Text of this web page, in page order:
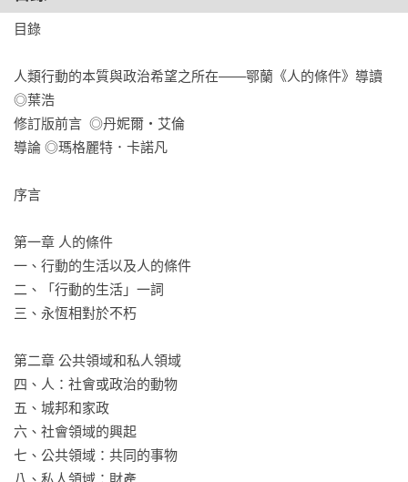
過寬恕與承諾，我們永遠有機會解決過往之不義並興起未來之
不朽，也永遠面對著黑暗與不可測知的災難；而對於這樣的開
目錄
人類行動的本質與政治希望之所在——鄂蘭《人的條件》導讀
◎葉浩
修訂版前言  ◎丹妮爾・艾倫
導論 ◎瑪格麗特．卡諾凡
序言
第一章 人的條件
一、行動的生活以及人的條件
二、「行動的生活」一詞
三、永恆相對於不朽
第二章 公共領域和私人領域
四、人：社會或政治的動物
五、城邦和家政
六、社會領域的興起
七、公共領域：共同的事物
八、私人領域：財產